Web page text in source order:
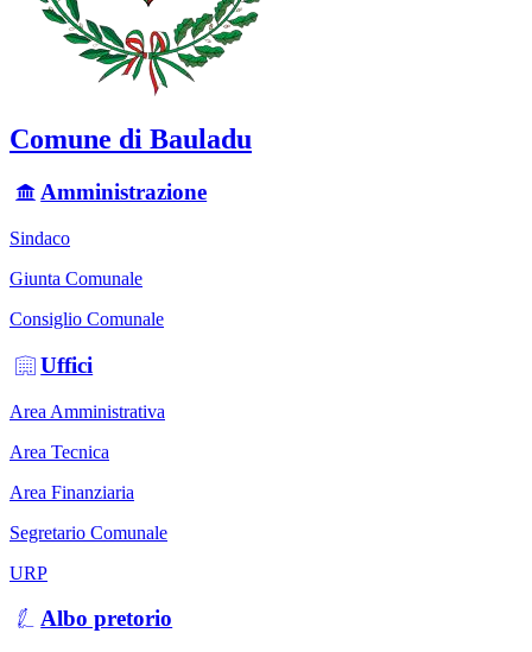
Comune di Bauladu
Amministrazione
Sindaco
Giunta Comunale
Consiglio Comunale
Uffici
Area Amministrativa
Area Tecnica
Area Finanziaria
Segretario Comunale
URP
Albo pretorio